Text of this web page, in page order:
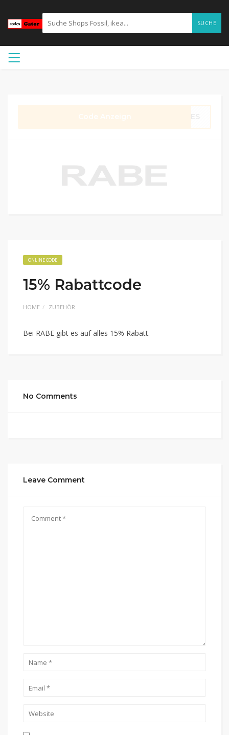
SUCHE
ONLINE CODE
15% Rabattcode
HOME ZUBEHÖR
Bei RABE gibt es auf alles 15% Rabatt.
No Comments
Leave Comment